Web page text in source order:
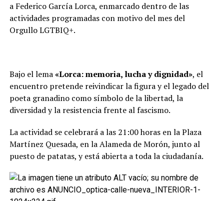
a Federico García Lorca, enmarcado dentro de las
actividades programadas con motivo del mes del
Orgullo LGTBIQ+.
Bajo el lema«Lorca: memoria, lucha y dignidad», el
encuentro pretende reivindicar la figura y el legado del
poeta granadino como símbolo de la libertad, la
diversidad y la resistencia frente al fascismo.
La actividad se celebrará a las 21:00 horas en la Plaza
Martínez Quesada, en la Alameda de Morón, junto al
puesto de patatas, y está abierta a toda la ciudadanía.